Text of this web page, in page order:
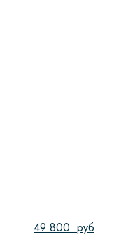
49 800 руб